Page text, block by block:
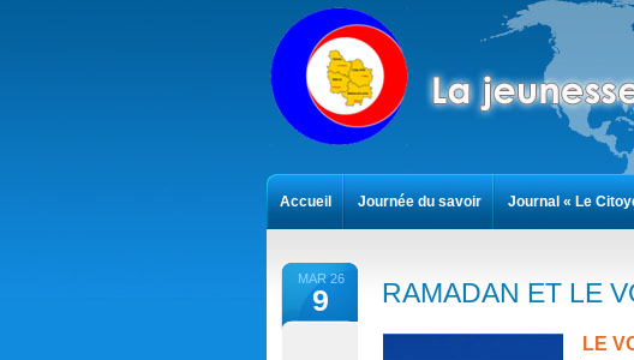
MAR 26
9 RAMADAN ET LE
LE
Accueil Journée du savoir Journal « Le